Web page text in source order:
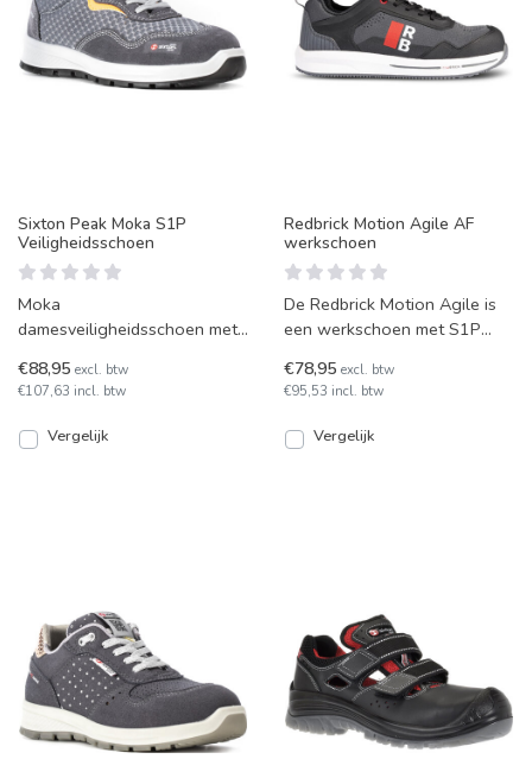
Sixton Peak Moka S1P
Veiligheidsschoen
Moka
damesveiligheidsschoen met
sneakermodel met een
bovenwerk van gedrumd
€88,95 excl. btw
€107,63 incl. btw
Vergelijk
Redbrick Motion Agile AF
werkschoen
De Redbrick Motion Agile is
een werkschoen met S1P
mensen die in de trans
€78,95 excl. btw
€95,53 incl. btw
Vergelijk